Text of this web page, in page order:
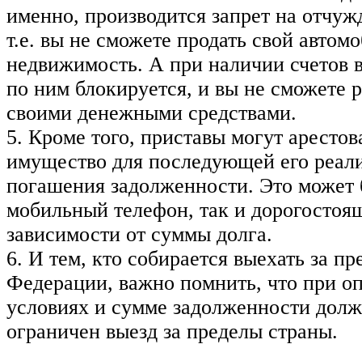
именно, производится запрет на
т.е. вы не сможете продать свой
недвижимость. А при наличии счетов
по ним блокируется, и вы не сможете
своими денежными средствами.
5. Кроме того, приставы могут
имущество для последующей его
погашения задолженности. Это может
мобильный телефон, так и
зависимости от суммы долга.
6. И тем, кто собирается выехать за
Федерации, важно помнить, что при
условиях и сумме задолженности
ограничен выезд за пределы страны.